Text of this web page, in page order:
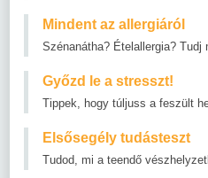
Mindent az allergiáról
Szénanátha? Ételallergia? Tudj
Győzd le a stresszt!
Tippek, hogy túljuss a feszült
Elsősegély tudásteszt
Tudod, mi a teendő